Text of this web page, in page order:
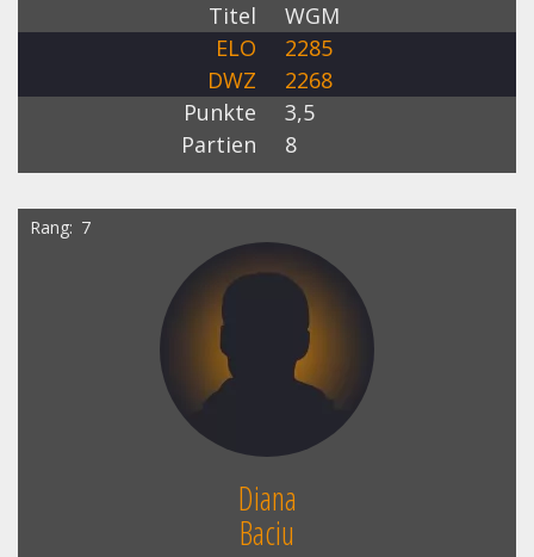
Titel
WGM
ELO
2285
DWZ
2268
Punkte
3,5
Partien
8
Rang 7
Diana
Baciu